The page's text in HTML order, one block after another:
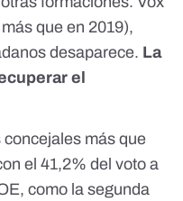
que en 2019),
desaparece. La
el
concejales más que
el 41,2% del voto a
como la segunda